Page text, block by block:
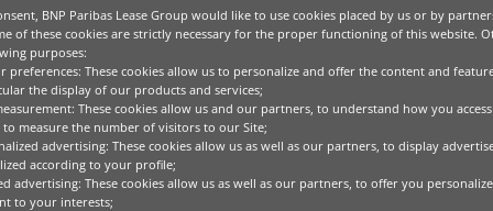
IT & télécommunications
Médical
Technologies spécialisées
Product as
Études et recheches
générale
Media center
Commercial, Personal
Banking & Services
La finance durable
FAHR (SDF)
D’UN
Leasing Solutions et Same
anniversaire de partenariat.
BNP Paribas Lease Group would like to use cookies placed by us or by
of these cookies are strictly necessary for the proper functioning of this website.
purposes:
preferences: These cookies allow us to personalize and offer the content and
the display of our products and services;
These cookies allow us and our partners, to understand how you
to measure the number of visitors to our Site;
advertising: These cookies allow us as well as our partners, to display
according to your profile;
advertising: These cookies allow us as well as our partners, to offer you
to your interests;